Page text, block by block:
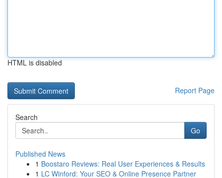
HTML is disabled
Report Page
Search
Go
Published News
1 Boostaro Reviews: Real User Experiences & Results
1 LC Winford: Your SEO & Online Presence Partner